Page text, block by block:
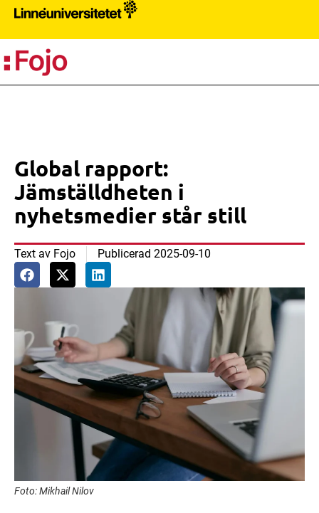
Global rapport:
Jämställdheten i
nyhetsmedier står still
Text av Fojo Publicerad 2025-09-10
Foto: Mikhail Nilov